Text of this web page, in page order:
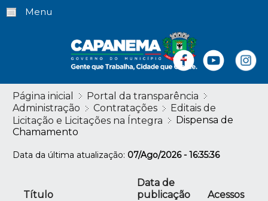
Menu
Página inicial
Portal da transparência
Administração
Contratações
Editais de
Licitação e Licitações na Íntegra
Dispensa de
Chamamento
Data da última atualização: 07/Ago/2026 - 16:35:36
Título
Data de
publicação
Acessos